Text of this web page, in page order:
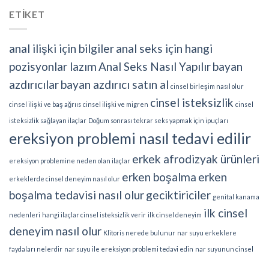
ETİKET
anal ilişki için bilgileranal seks için hangi
pozisyonlar lazımAnal Seks Nasıl Yapılırbayan
azdırıcılarbayan azdırıcı satın al cinsel birleşim nasıl olur
cinsel ilişki ve baş ağrııs cinsel ilişki ve migren cinsel isteksizlik cinsel
isteksizlik sağlayan ilaçlar Doğum sonrası tekrar seks yapmak için ipuçları
ereksiyon problemi nasıl tedavi edilir
ereksiyon problemine neden olan ilaçlar erkek afrodizyak ürünleri
erkeklerde cinsel deneyim nasıl olur erken boşalma erken
boşalma tedavisi nasıl olurgeciktiriciler genital kanama
nedenleri hangi ilaçlar cinsel isteksizlik verir ilk cinsel deneyim ilk cinsel
deneyim nasıl olur Klitoris nerede bulunur nar suyu erkeklere
faydaları nelerdir nar suyu ile ereksiyon problemi tedavi edin nar suyunun cinsel